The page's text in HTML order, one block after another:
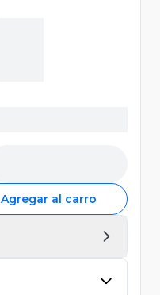
Agregar al carro